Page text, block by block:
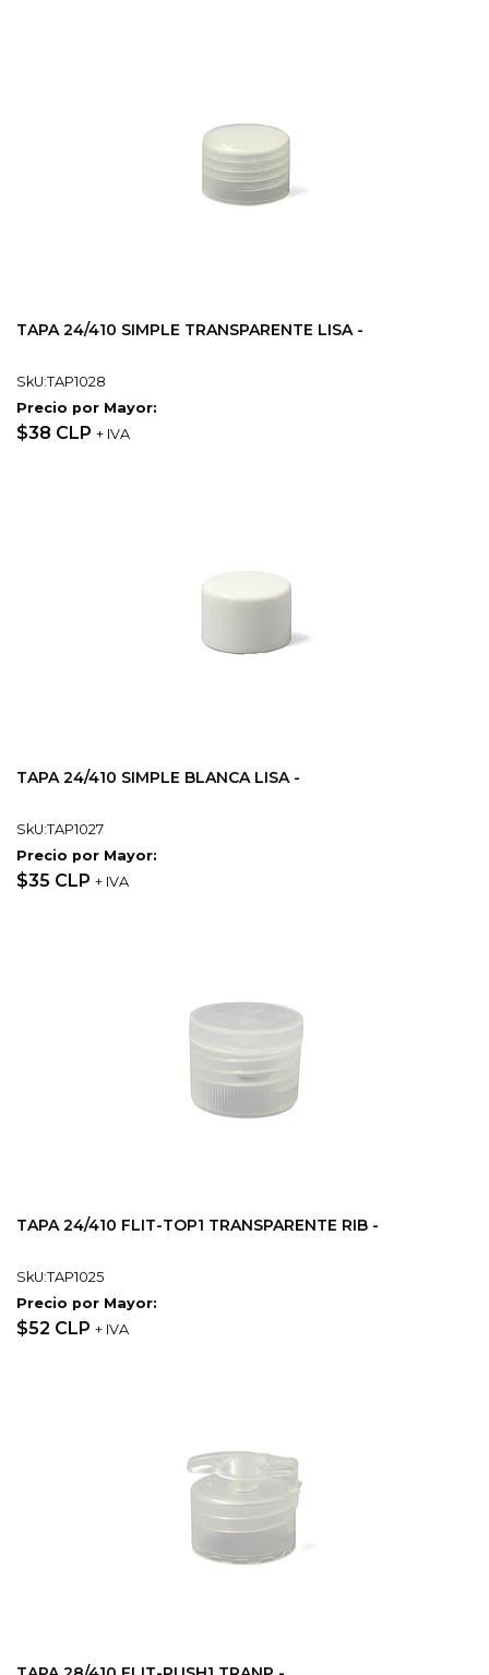
TAPA 24/410 SIMPLE TRANSPARENTE LISA -
SkU:TAP1028
Precio por Mayor:
$38 CLP + IVA
TAPA 24/410 SIMPLE BLANCA LISA -
SkU:TAP1027
Precio por Mayor:
$35 CLP + IVA
TAPA 24/410 FLIT-TOP1 TRANSPARENTE RIB -
SkU:TAP1025
Precio por Mayor:
$52 CLP + IVA